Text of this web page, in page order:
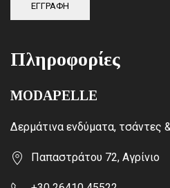
ΕΓΓΡΑΦΗ
Πληροφορίες
MODAPELLE
Δερμάτινα ενδύματα, τσάντες
Παπαστράτου 72, Αγρίνιο